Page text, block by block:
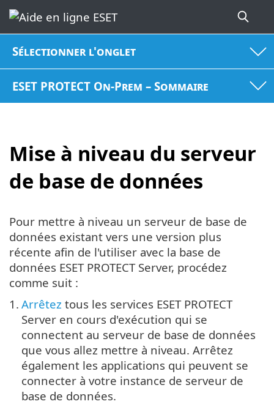
Sélectionner l'onglet
ESET PROTECT On-Prem – Sommaire
Mise à niveau du serveur
de base de données
Pour mettre à niveau un serveur de base de
données existant vers une version plus
récente afin de l'utiliser avec la base de
données ESET PROTECT Server, procédez
comme suit :
1. Arrêtez tous les services ESET PROTECT
Server en cours d'exécution qui se
connectent au serveur de base de données
que vous allez mettre à niveau. Arrêtez
également les applications qui peuvent se
connecter à votre instance de serveur de
base de données.